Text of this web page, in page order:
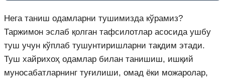
Нега таниш одамларни тушимизда кўрамиз?
Таржимон эслаб қолган тафсилотлар асосида ушбу
туш учун кўплаб тушунтиришларни тақдим этади.
Туш хайрихоҳ одамлар билан танишиш, ишқий
муносабатларнинг туғилиши, омад ёки можаролар,